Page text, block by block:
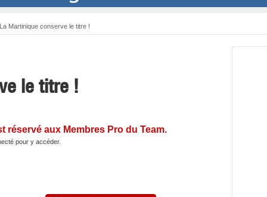
La Martinique conserve le titre !
le titre !
réservé aux Membres Pro du Team.
pour y accéder.